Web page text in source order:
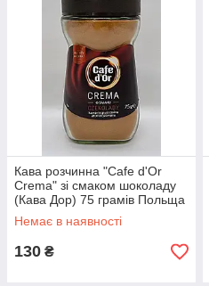
Кава розчинна "Cafe d'Or
Crema" зі смаком шоколаду
(Кава Дор) 75 грамів Польща
Немає в наявності
130 ₴